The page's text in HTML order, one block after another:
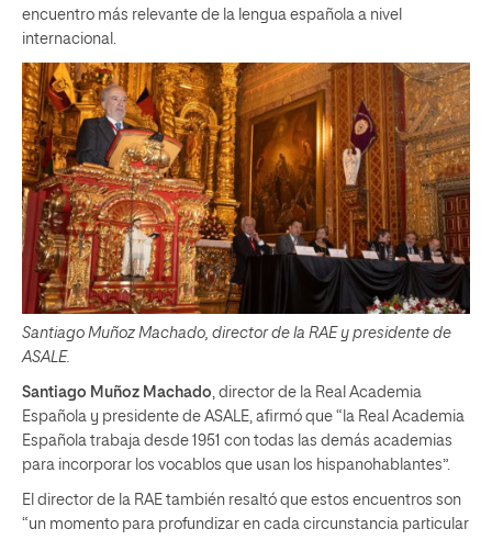
encuentro más relevante de la lengua española a nivel
internacional.
Santiago Muñoz Machado, director de la RAE y presidente de
ASALE.
Santiago Muñoz Machado, director de la Real Academia
Española y presidente de ASALE, afirmó que “la Real Academia
Española trabaja desde 1951 con todas las demás academias
para incorporar los vocablos que usan los hispanohablantes”.
El director de la RAE también resaltó que estos encuentros son
“un momento para profundizar en cada circunstancia particular